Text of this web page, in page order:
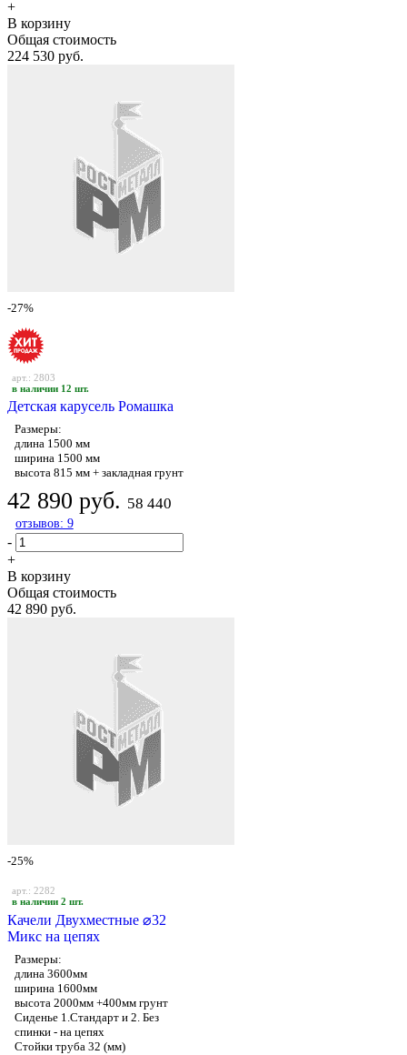
+
В корзину
Общая стоимость
224 530 руб.
-27%
в наличии 12 шт.
арт.: 2803
Детская карусель Ромашка
Размеры:
длина 1500 мм
ширина 1500 мм
высота 815 мм + закладная грунт
42 890 руб. 58 440
отзывов: 9
-
+
В корзину
Общая стоимость
42 890 руб.
-25%
в наличии 2 шт.
арт.: 2282
Качели Двухместные ⌀32
Микс на цепях
Размеры:
длина 3600мм
ширина 1600мм
высота 2000мм +400мм грунт
Сиденье 1.Стандарт и 2. Без
спинки - на цепях
Стойки труба 32 (мм)